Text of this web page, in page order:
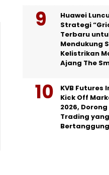
Huawei
Strategi
Terbaru
Mendukung
Kelistrikan
Ajang The
KVB Futures
Kick Off
2026,
Trading